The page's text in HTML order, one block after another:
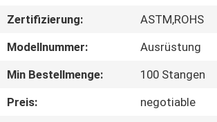
FABRIK-
AUSFLUG
QUALITÄTSKONTROLLE
Zertifizierung:
ASTM,ROHS
Modellnummer:
Ausrüstung
Min Bestellmenge:
100 Stangen
Preis:
negotiable